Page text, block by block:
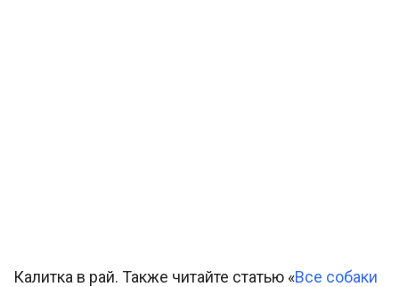
Калитка в рай. Также читайте статью «Все собаки